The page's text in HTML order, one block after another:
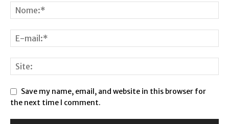
Save my name, email, and website in this browser for
the next time I comment.